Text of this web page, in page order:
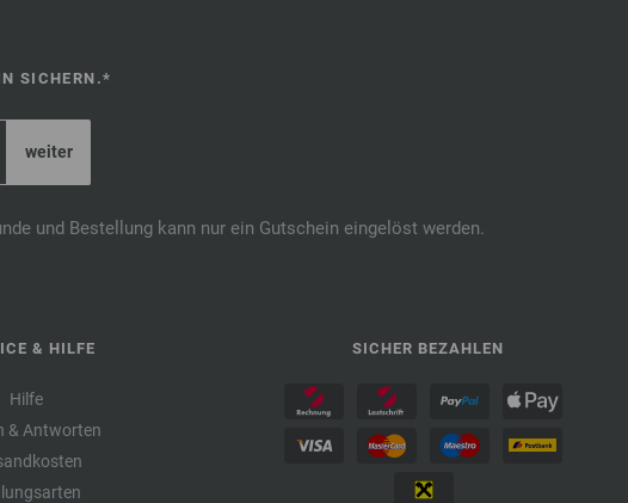
SICHERN.*
und Bestellung kann nur ein Gutschein eingelöst werden.
& HILFE
Hilfe
& Antworten
SICHER BEZAHLEN